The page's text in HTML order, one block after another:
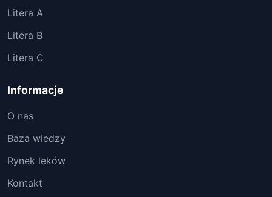
Litera A
Litera B
Litera C
Informacje
O nas
Baza wiedzy
Rynek leków
Kontakt